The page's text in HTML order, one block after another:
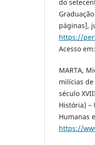
do
páginas],
https://
Acesso
MARTA,
milícias
século
História) –
Humanas
https://